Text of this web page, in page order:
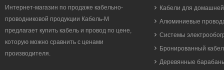
Интернет-магазин по продаже кабельно-
проводниковой продукции Кабель-М
предлагает купить кабель и провод по цене,
которую можно сравнить с ценами
производителя.
Кабели для
Алюминиевые
Системы
Бронированный
Деревянные